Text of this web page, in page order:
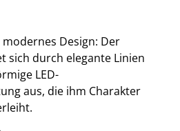
Design: Der
sich durch elegante Linien
LED-
aus, die ihm Charakter